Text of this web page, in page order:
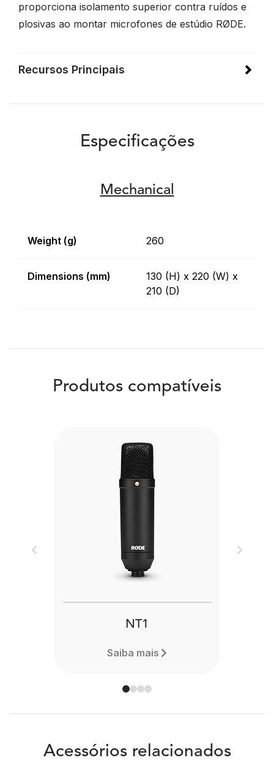
proporciona isolamento superior contra ruídos e
plosivas ao montar microfones de estúdio RØDE.
Recursos Principais
Especificações
Mechanical
Weight (g) 260
Dimensions (mm)
130 (H) x 220 (W) x
210 (D)
Produtos compatíveis
NT1
Saiba mais
Previous Next
Acessórios relacionados